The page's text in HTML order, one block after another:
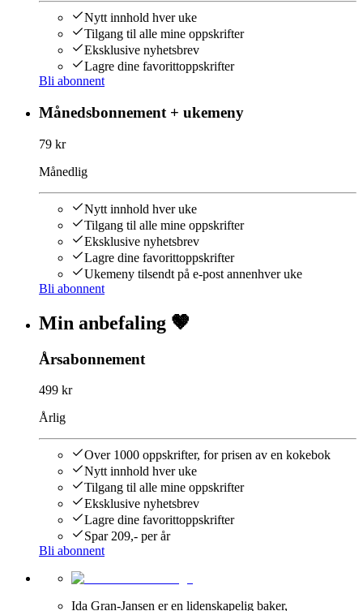
Nytt innhold hver uke
Tilgang til alle mine oppskrifter
Eksklusive nyhetsbrev
Lagre dine favorittoppskrifter
Bli abonnent
Månedsbonnement + ukemeny
79 kr
Månedlig
Nytt innhold hver uke
Tilgang til alle mine oppskrifter
Eksklusive nyhetsbrev
Lagre dine favorittoppskrifter
Ukemeny tilsendt på e-post annenhver uke
Bli abonnent
Min anbefaling 🤎
Årsabonnement
499 kr
Årlig
Over 1000 oppskrifter, for prisen av en kokebok
Nytt innhold hver uke
Tilgang til alle mine oppskrifter
Eksklusive nyhetsbrev
Lagre dine favorittoppskrifter
Spar 209,- per år
Bli abonnent
Ida Gran-Jansen er en lidenskapelig baker,